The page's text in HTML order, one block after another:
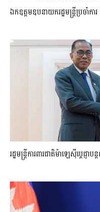
ឯកឧត្តមឧបនាយករដ្ឋមន្រ្តីប្រចាំក
រដ្ឋមន្ត្រីការពារជាតិម៉ាឡេស៊ីប្ដេជ្ញ